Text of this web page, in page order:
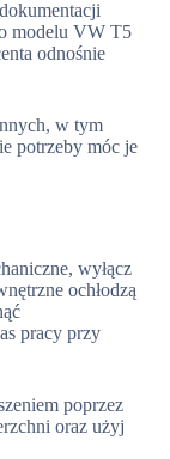
modelu VW T5
odnośnie
w tym
potrzeby móc je
wyłącz
ochłodzą
pracy przy
poprzez
oraz użyj